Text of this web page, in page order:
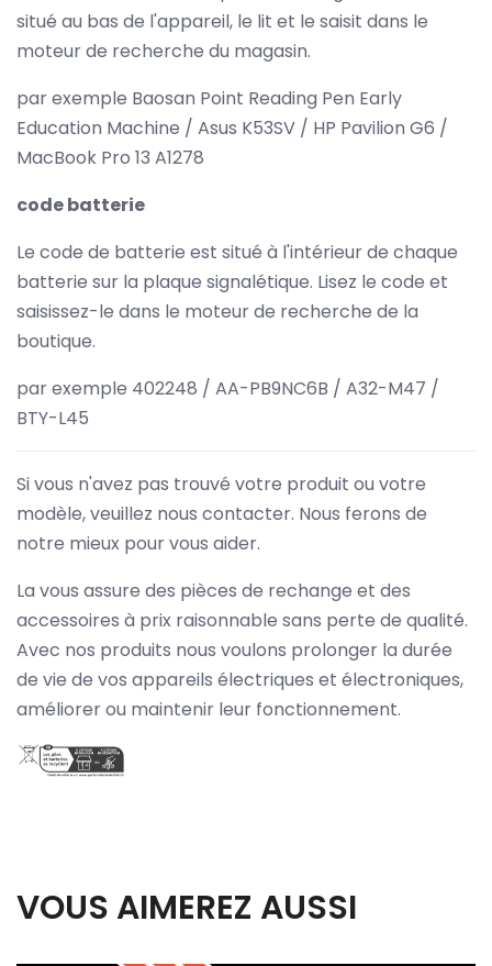
situé au bas de l'appareil, le lit et le saisit dans le
moteur de recherche du magasin.
par exemple Baosan Point Reading Pen Early
Education Machine / Asus K53SV / HP Pavilion G6 /
MacBook Pro 13 A1278
code batterie
Le code de batterie est situé à l'intérieur de chaque
batterie sur la plaque signalétique. Lisez le code et
saisissez-le dans le moteur de recherche de la
boutique.
par exemple 402248 / AA-PB9NC6B / A32-M47 /
BTY-L45
Si vous n'avez pas trouvé votre produit ou votre
modèle, veuillez nous contacter. Nous ferons de
notre mieux pour vous aider.
La vous assure des pièces de rechange et des
accessoires à prix raisonnable sans perte de qualité.
Avec nos produits nous voulons prolonger la durée
de vie de vos appareils électriques et électroniques,
améliorer ou maintenir leur fonctionnement.
VOUS AIMEREZ AUSSI